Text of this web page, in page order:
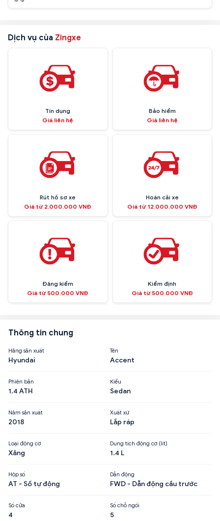
Dịch vụ của Zingxe
Tín dụng
Giá liên hệ
Bảo hiểm
Giá liên hệ
Rút hồ sơ xe
Giá từ 2.000.000 VNĐ
Hoán cải xe
Giá từ 12.000.000 VNĐ
Đăng kiểm
Giá từ 500.000 VNĐ
Kiểm định
Giá từ 500.000 VNĐ
Thông tin chung
Hãng sản xuất
Hyundai
Tên
Accent
Phiên bản
1.4 ATH
Kiểu
Sedan
Năm sản xuất
2018
Xuất xứ
Lắp ráp
Loại động cơ
Xăng
Dung tích động cơ (lít)
1.4 L
Hộp số
AT - Số tự động
Dẫn động
FWD - Dẫn động cầu trước
Số cửa
4
Số chỗ ngồi
5